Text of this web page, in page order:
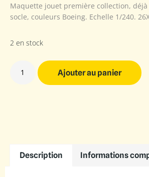
Maquette jouet première collection,
socle, couleurs Boeing. Echelle 1/240.
2 en stock
Ajouter au panier
Description Informations